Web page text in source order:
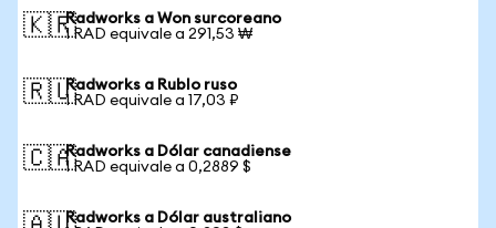
🇰🇷Radworks a Won surcoreano
1 RAD equivale a 291,53 ₩
🇷🇺Radworks a Rublo ruso
1 RAD equivale a 17,03 ₽
🇨🇦Radworks a Dólar canadiense
1 RAD equivale a 0,2889 $
Radworks a Dólar australiano